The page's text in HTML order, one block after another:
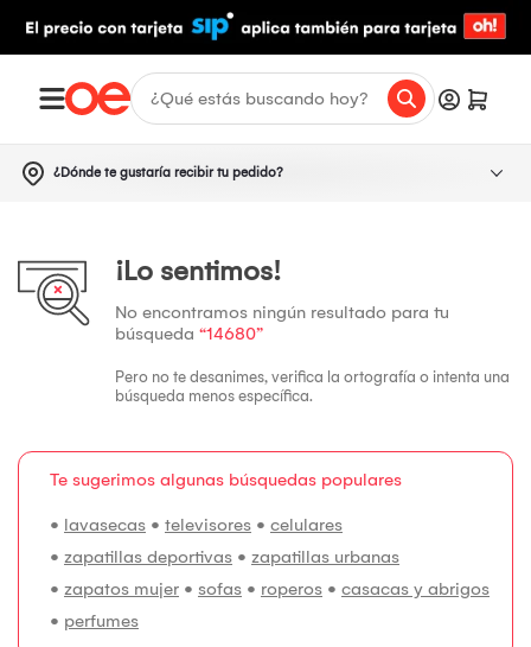
¿Dónde te gustaría recibir tu pedido?
¡Lo sentimos!
No encontramos ningún resultado para tu
búsqueda “14680”
Pero no te desanimes, verifica la ortografía o intenta una
búsqueda menos específica.
Te sugerimos algunas búsquedas populares
• lavasecas • televisores • celulares
• zapatillas deportivas • zapatillas urbanas
• zapatos mujer • sofas • roperos • casacas y abrigos
• perfumes